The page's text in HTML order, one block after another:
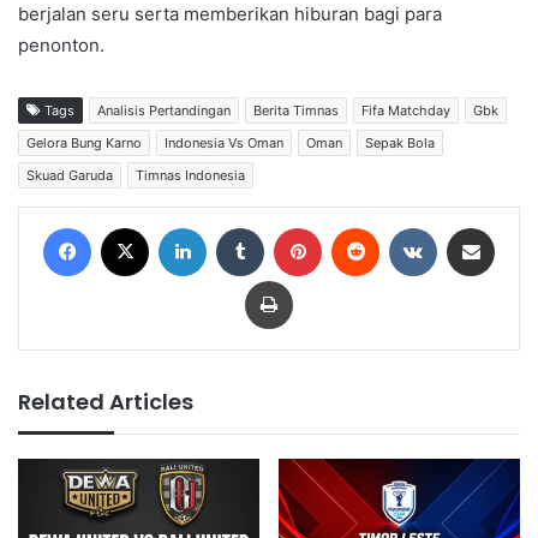
berjalan seru serta memberikan hiburan bagi para
penonton.
Tags Analisis Pertandingan Berita Timnas Fifa Matchday
Gbk
Gelora Bung Karno
Indonesia Vs Oman Oman
Sepak Bola
Skuad Garuda
Timnas Indonesia
Print
Related Articles